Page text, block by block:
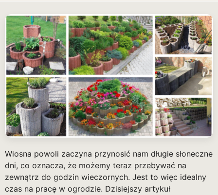
Wiosna powoli zaczyna przynosić nam długie słoneczne
dni, co oznacza, że możemy teraz przebywać na
zewnątrz do godzin wieczornych. Jest to więc idealny
czas na pracę w ogrodzie. Dzisiejszy artykuł